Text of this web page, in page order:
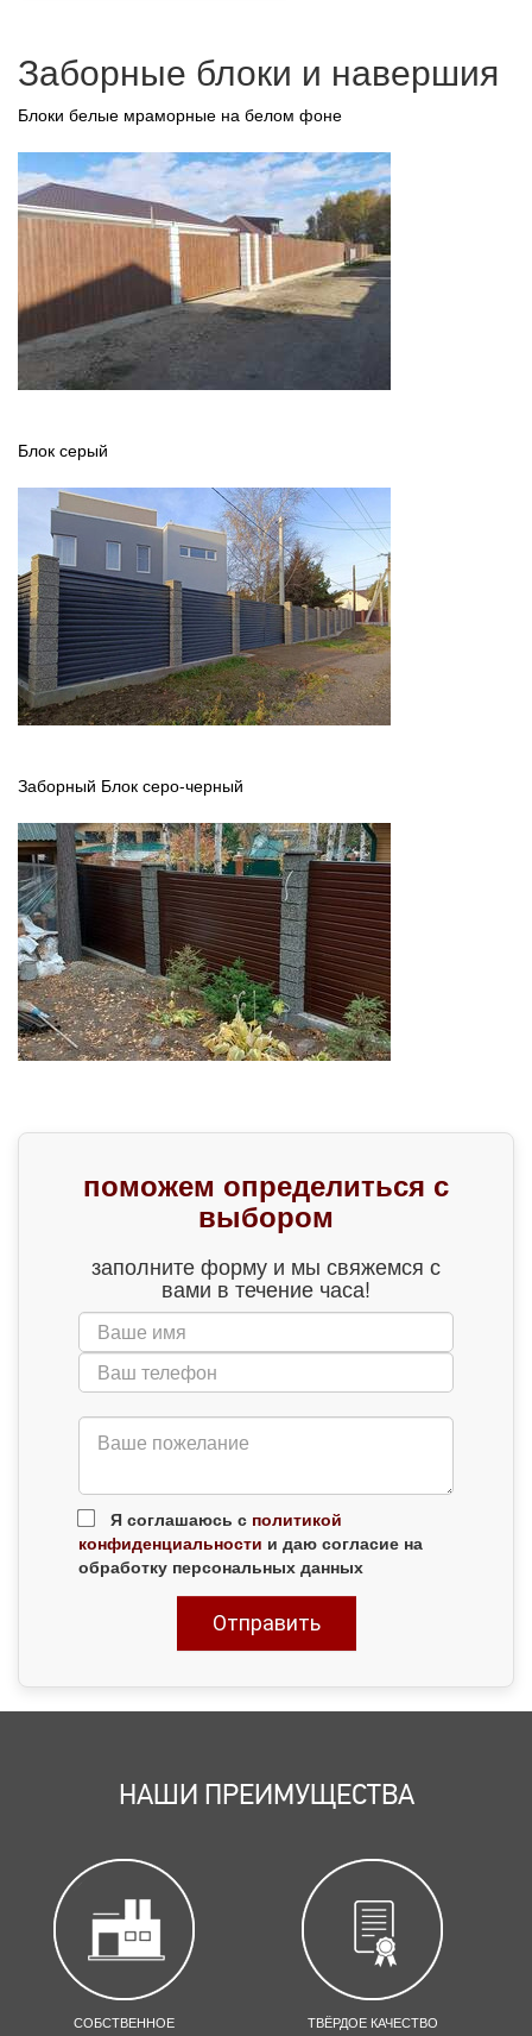
Заборные блоки и навершия
Блоки белые мраморные на белом фоне
Блок серый
Заборный Блок серо-черный
поможем определиться с
выбором
заполните форму и мы свяжемся с
вами в течение часа!
Я соглашаюсь с политикой
конфиденциальности и даю согласие на
обработку персональных данных
НАШИ ПРЕИМУЩЕСТВА
СОБСТВЕННОЕ
ТВЁРДОЕ КАЧЕСТВО